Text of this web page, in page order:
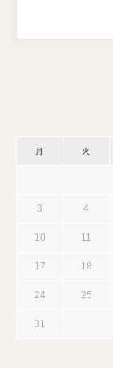
月 火
3 4
10 11
17 18
24 25
31